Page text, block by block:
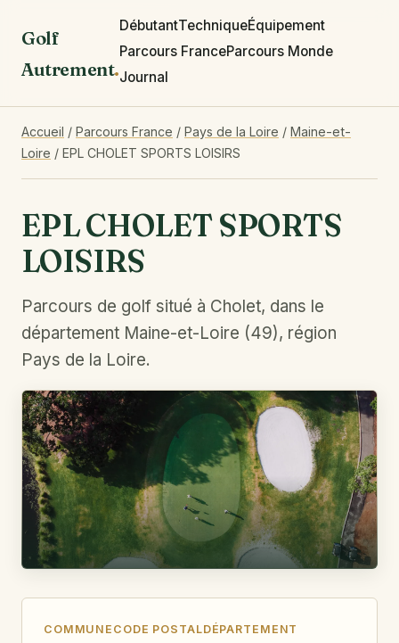
Golf
Autrement.
DébutantTechniqueÉquipement
Parcours FranceParcours Monde
Journal
Accueil / Parcours France / Pays de la Loire / Maine-et-
Loire / EPL CHOLET SPORTS LOISIRS
EPL CHOLET SPORTS
LOISIRS
Parcours de golf situé à Cholet, dans le
département Maine-et-Loire (49), région
Pays de la Loire.
COMMUNE CODE POSTALDÉPARTEMENT